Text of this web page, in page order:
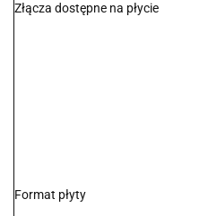
Złącza dostępne na płycie
Format płyty